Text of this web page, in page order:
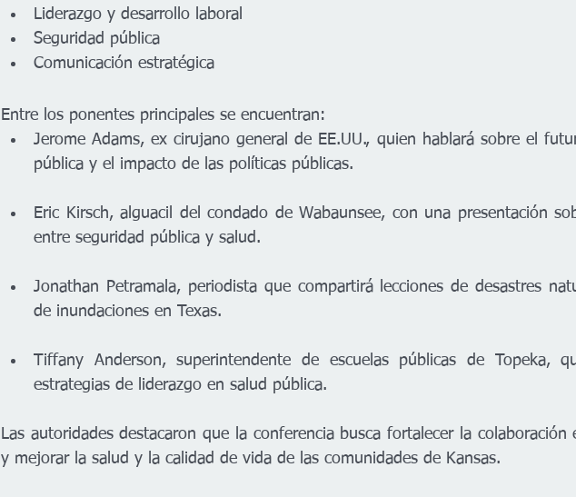
Liderazgo y desarrollo laboral
Seguridad pública
Comunicación estratégica
Entre los ponentes principales se encuentran:
Jerome Adams, ex cirujano general de EE.UU., quien hablará sobre el
pública y el impacto de las políticas públicas.
Eric Kirsch, alguacil del condado de Wabaunsee, con una presentación
entre seguridad pública y salud.
Jonathan Petramala, periodista que compartirá lecciones de desastres
de inundaciones en Texas.
Tiffany Anderson, superintendente de escuelas públicas de Topeka,
estrategias de liderazgo en salud pública.
Las autoridades destacaron que la conferencia busca fortalecer la colaboración
y mejorar la salud y la calidad de vida de las comunidades de Kansas.